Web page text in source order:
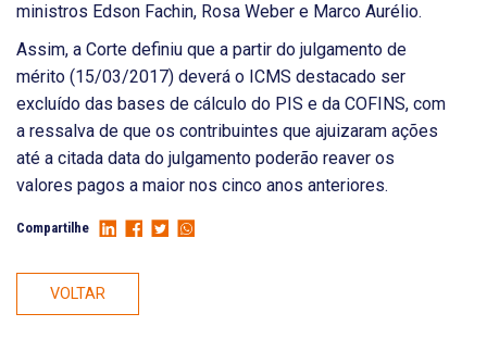
ministros Edson Fachin, Rosa Weber e Marco Aurélio.
Assim, a Corte definiu que a partir do julgamento de
mérito (15/03/2017) deverá o ICMS destacado ser
excluído das bases de cálculo do PIS e da COFINS, com
a ressalva de que os contribuintes que ajuizaram ações
até a citada data do julgamento poderão reaver os
valores pagos a maior nos cinco anos anteriores.
Compartilhe
VOLTAR